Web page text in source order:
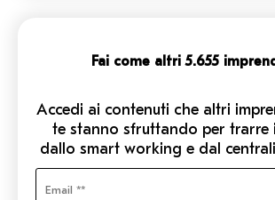
Fai come altri 5.655
Accedi ai contenuti che altri
te stanno sfruttando per trarre
dallo smart working e dal